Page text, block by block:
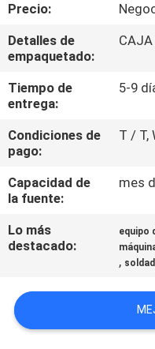
POR
LA
FÁBRICA
CONTROL
DE
CALIDAD
PRESUPUESTO
Precio:
Detalles de
empaquetado:
CAJA
Tiempo de
entrega:
5-9
Condiciones de
pago:
T / T,
Capacidad de
la fuente:
mes
Lo más
destacado:
equipo
,